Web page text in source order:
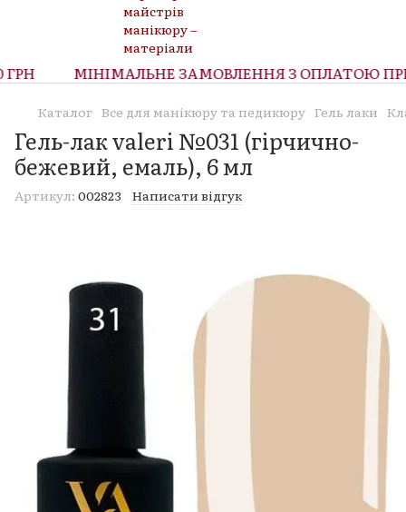
МІНІМАЛЬНЕ ЗАМОВЛЕННЯ З ОПЛАТОЮ
Каталог Все для манікюру та педикюру Гель лаки
Гель-лак valeri №031 (гірчично-
бежевий, емаль), 6 мл
Артикул: 002823 Написати відгук